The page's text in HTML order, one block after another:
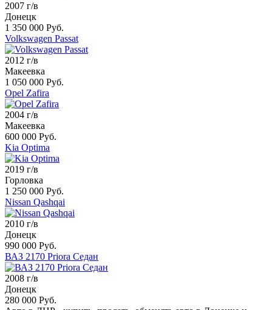
2007 г/в
Донецк
1 350 000 Руб.
Volkswagen Passat
2012 г/в
Макеевка
1 050 000 Руб.
Opel Zafira
2004 г/в
Макеевка
600 000 Руб.
Kia Optima
2019 г/в
Горловка
1 250 000 Руб.
Nissan Qashqai
2010 г/в
Донецк
990 000 Руб.
ВАЗ 2170 Priora Седан
2008 г/в
Донецк
280 000 Руб.